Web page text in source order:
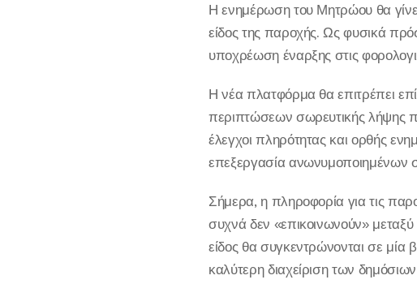
Η ενημέρωση του Μητρώου θα
είδος της παροχής. Ως φυσικά
υποχρέωση έναρξης στις
Η νέα πλατφόρμα θα επιτρέπει
περιπτώσεων σωρευτικής λήψης
έλεγχοι πληρότητας και ορθής
επεξεργασία ανωνυμοποιημένων
Σήμερα, η πληροφορία για τις
συχνά δεν «επικοινωνούν»
είδος θα συγκεντρώνονται σε μία
καλύτερη διαχείριση των